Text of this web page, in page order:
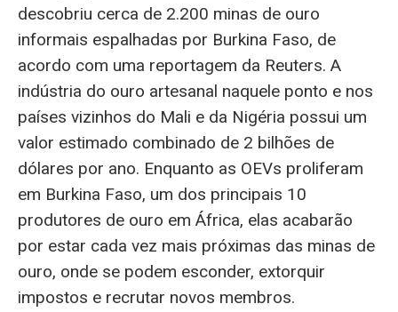
descobriu cerca de 2.200 minas de ouro
informais espalhadas por Burkina Faso, de
acordo com uma reportagem da Reuters. A
indústria do ouro artesanal naquele ponto e nos
países vizinhos do Mali e da Nigéria possui um
valor estimado combinado de 2 bilhões de
dólares por ano. Enquanto as OEVs proliferam
em Burkina Faso, um dos principais 10
produtores de ouro em África, elas acabarão
por estar cada vez mais próximas das minas de
ouro, onde se podem esconder, extorquir
impostos e recrutar novos membros.